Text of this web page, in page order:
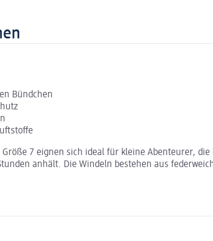
Bündchen
Größe 7 eignen sich ideal für kleine Abenteurer,
anhält. Die Windeln bestehen aus